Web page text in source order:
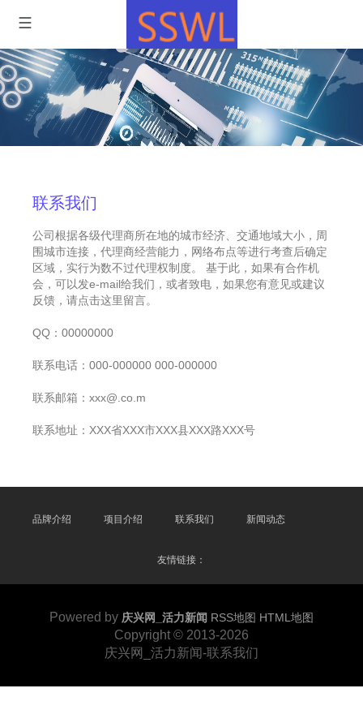
联系我们
公司根据各级代理商所在地的城市经济、交通地域大小，周
围城市连接，代理商经营能力，网络布点等进行考查后确定
区域，实行为数不过代理权制度。 基于此，如果有合作机
会，可以发e-mail给我们，或者致电，如果您有意见或建议
反馈，请点击这里留言。
QQ：00000000
联系电话：000-000000 000-000000
联系邮箱：xxx@.co.m
联系地址：XXX省XXX市XXX县XXX路XXX号
品牌介绍 项目介绍 联系我们 新闻动态
友情链接：
Powered by 庆兴网_活力新闻 RSS地图 HTML地图
Copyright © 2013-2026
庆兴网_活力新闻-联系我们